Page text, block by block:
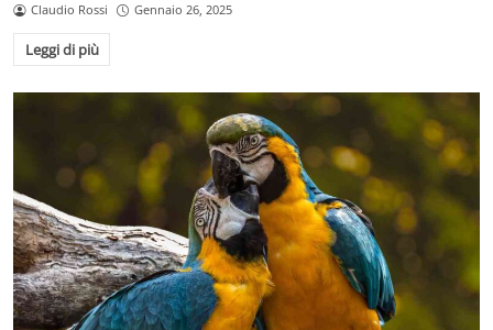
Claudio Rossi Gennaio 26, 2025
Leggi di più